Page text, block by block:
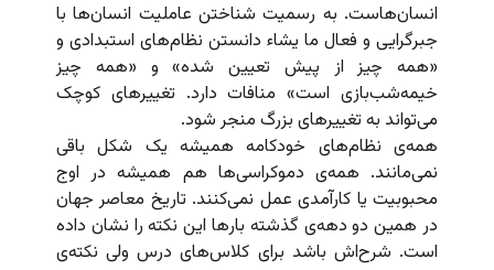
انسان‌هاست. به رسمیت شناختن عاملیت انسان‌ها با
جبرگرایی و فعال ما یشاء دانستن نظام‌های استبدادی و
«همه چیز از پیش تعیین شده» و «همه چیز
خیمه‌شب‌بازی است» منافات دارد. تغییرهای کوچک
می‌تواند به تغییرهای بزرگ منجر شود.
همه‌ی نظام‌های خودکامه همیشه یک شکل باقی
نمی‌مانند. همه‌ی دموکراسی‌ها هم همیشه در اوج
محبوبیت یا کارآمدی عمل نمی‌کنند. تاریخ معاصر جهان
در همین دو دهه‌ی گذشته بارها این نکته را نشان داده
است. شرح‌اش باشد برای کلاس‌های درس ولی نکته‌ی